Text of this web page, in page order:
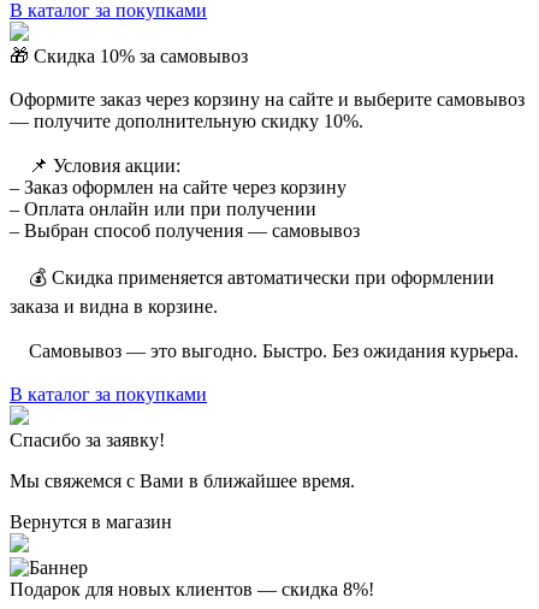
В каталог за покупками
🎁 Скидка 10% за самовывоз
Оформите заказ через корзину на сайте и выберите самовывоз
— получите дополнительную скидку 10%.
⠀ 📌 Условия акции:
– Заказ оформлен на сайте через корзину
– Оплата онлайн или при получении
– Выбран способ получения — самовывоз
⠀ 💰 Скидка применяется автоматически при оформлении
заказа и видна в корзине.
⠀ Самовывоз — это выгодно. Быстро. Без ожидания курьера.
В каталог за покупками
Спасибо за заявку!
Мы свяжемся с Вами в ближайшее время.
Вернутся в магазин
Подарок для новых клиентов — скидка 8%!